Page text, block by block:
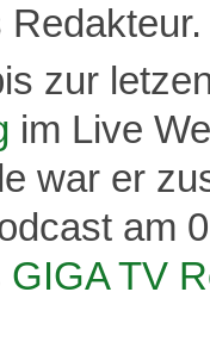
zur
im Live
war er
am
GIGA TV